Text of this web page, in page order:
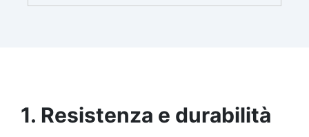
brillante e uniforme in ogni condizione.
1. Resistenza e durabilità